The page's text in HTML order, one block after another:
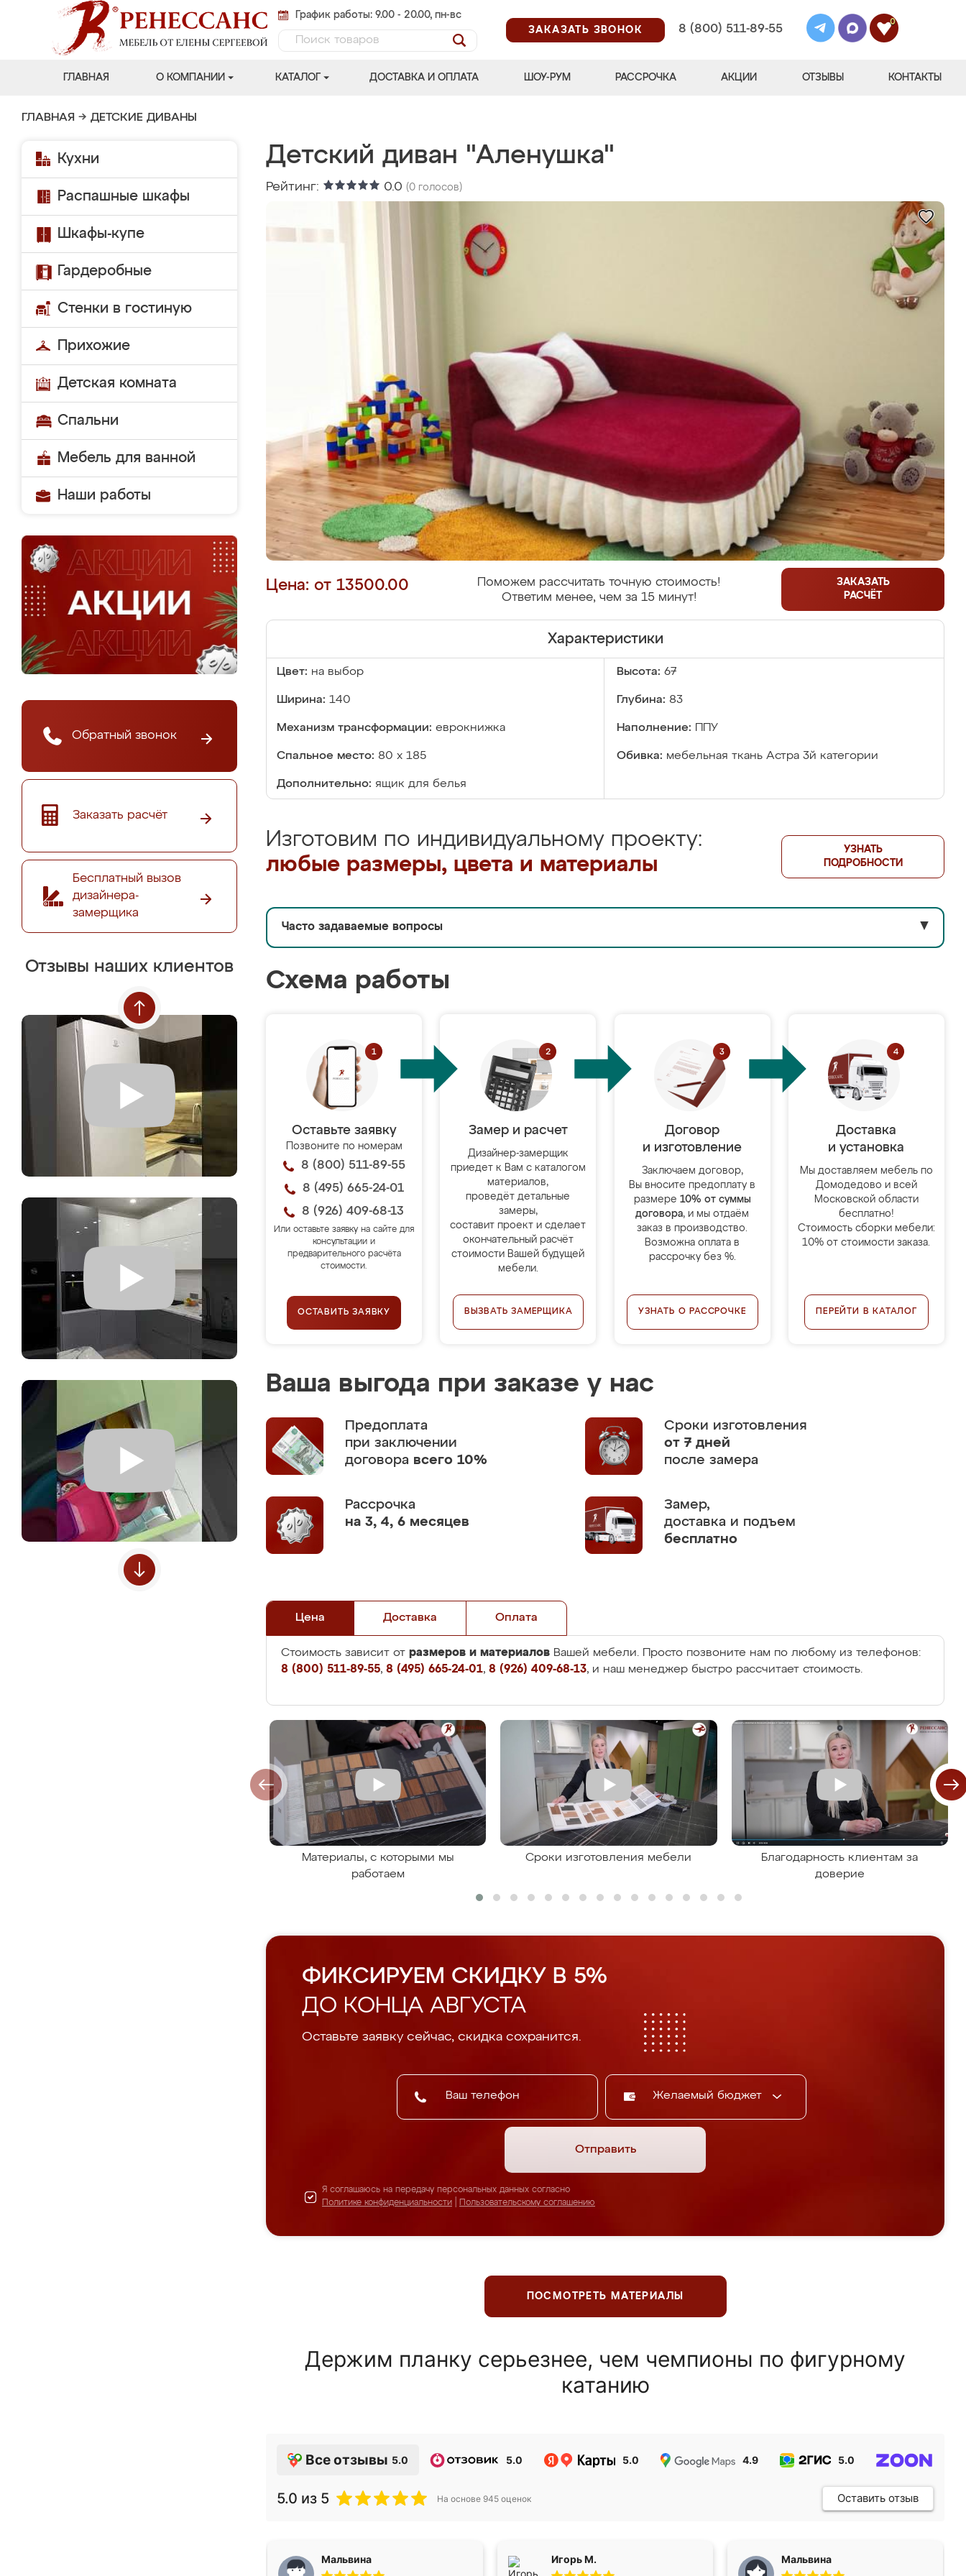
График работы: 9.00 - 20.00, пн-вс
ЗАКАЗАТЬ ЗВОНОК
8 (800) 511-89-55
0
ГЛАВНАЯ О КОМПАНИИ КАТАЛОГ ДОСТАВКА И ОПЛАТА ШОУ-РУМ РАССРОЧКА АКЦИИ ОТЗЫВЫ КОНТАКТЫ
ГЛАВНАЯ → ДЕТСКИЕ ДИВАНЫ
Кухни
Распашные шкафы
Шкафы-купе
Гардеробные
Стенки в гостиную
Прихожие
Детская комната
Спальни
Мебель для ванной
Наши работы
Обратный звонок
Заказать расчёт
Бесплатный вызов
дизайнера-
замерщика
Отзывы наших клиентов
Детский диван "Аленушка"
Рейтинг: 0.0 (0 голосов)
Цена: от 13500.00
Поможем рассчитать точную стоимость!
Ответим менее, чем за 15 минут!
ЗАКАЗАТЬ
РАСЧЁТ
Характеристики
Цвет: на выбор Высота: 67
Ширина: 140 Глубина: 83
Механизм трансформации: еврокнижка Наполнение: ППУ
Спальное место: 80 х 185 Обивка: мебельная ткань Астра 3й категории
Дополнительно: ящик для белья
Изготовим по индивидуальному проекту:
любые размеры, цвета и материалы
УЗНАТЬ
ПОДРОБНОСТИ
Часто задаваемые вопросы ▼
Схема работы
Оставьте заявку
Позвоните по номерам
8 (800) 511-89-55
8 (495) 665-24-01
8 (926) 409-68-13
Или оставьте заявку на сайте для
консультации и
предварительного расчёта
стоимости.
ОСТАВИТЬ ЗАЯВКУ
Замер и расчет
Дизайнер-замерщик
приедет к Вам с каталогом
материалов,
проведёт детальные
замеры,
составит проект и сделает
окончательный расчёт
стоимости Вашей будущей
мебели.
ВЫЗВАТЬ ЗАМЕРЩИКА
Договор
и изготовление
Заключаем договор,
Вы вносите предоплату в
размере 10% от суммы
договора, и мы отдаём
заказ в производство.
Возможна оплата в
рассрочку без %.
УЗНАТЬ О РАССРОЧКЕ
Доставка
и установка
Мы доставляем мебель по
Домодедово и всей
Московской области
бесплатно!
Стоимость сборки мебели:
10% от стоимости заказа.
ПЕРЕЙТИ В КАТАЛОГ
Ваша выгода при заказе у нас
Предоплата
при заключении
договора всего 10%
Сроки изготовления
от 7 дней
после замера
Рассрочка
на 3, 4, 6 месяцев
Замер,
доставка и подъем
бесплатно
Цена Доставка Оплата
Стоимость зависит от размеров и материалов Вашей мебели. Просто позвоните нам по любому из телефонов:
8 (800) 511-89-55, 8 (495) 665-24-01, 8 (926) 409-68-13, и наш менеджер быстро рассчитает стоимость.
Материалы, с которыми мы
работаем
Сроки изготовления мебели
Благодарность клиентам за
доверие
ФИКСИРУЕМ СКИДКУ В 5%
ДО КОНЦА АВГУСТА
Оставьте заявку сейчас, скидка сохранится.
Желаемый бюджет
Отправить
Я соглашаюсь на передачу персональных данных согласно
Политике конфиденциальности
Пользовательскому соглашению
ПОСМОТРЕТЬ МАТЕРИАЛЫ
Держим планку серьезнее, чем чемпионы по фигурному
катанию
Все отзывы 5.0 5.0 5.0 4.9 5.0
5.0 из 5 На основе 945 оценок Оставить отзыв
Мальвина Игорь М. Мальвина